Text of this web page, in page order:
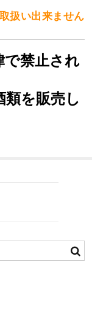
扱い出来ません
で禁止され
類を販売し